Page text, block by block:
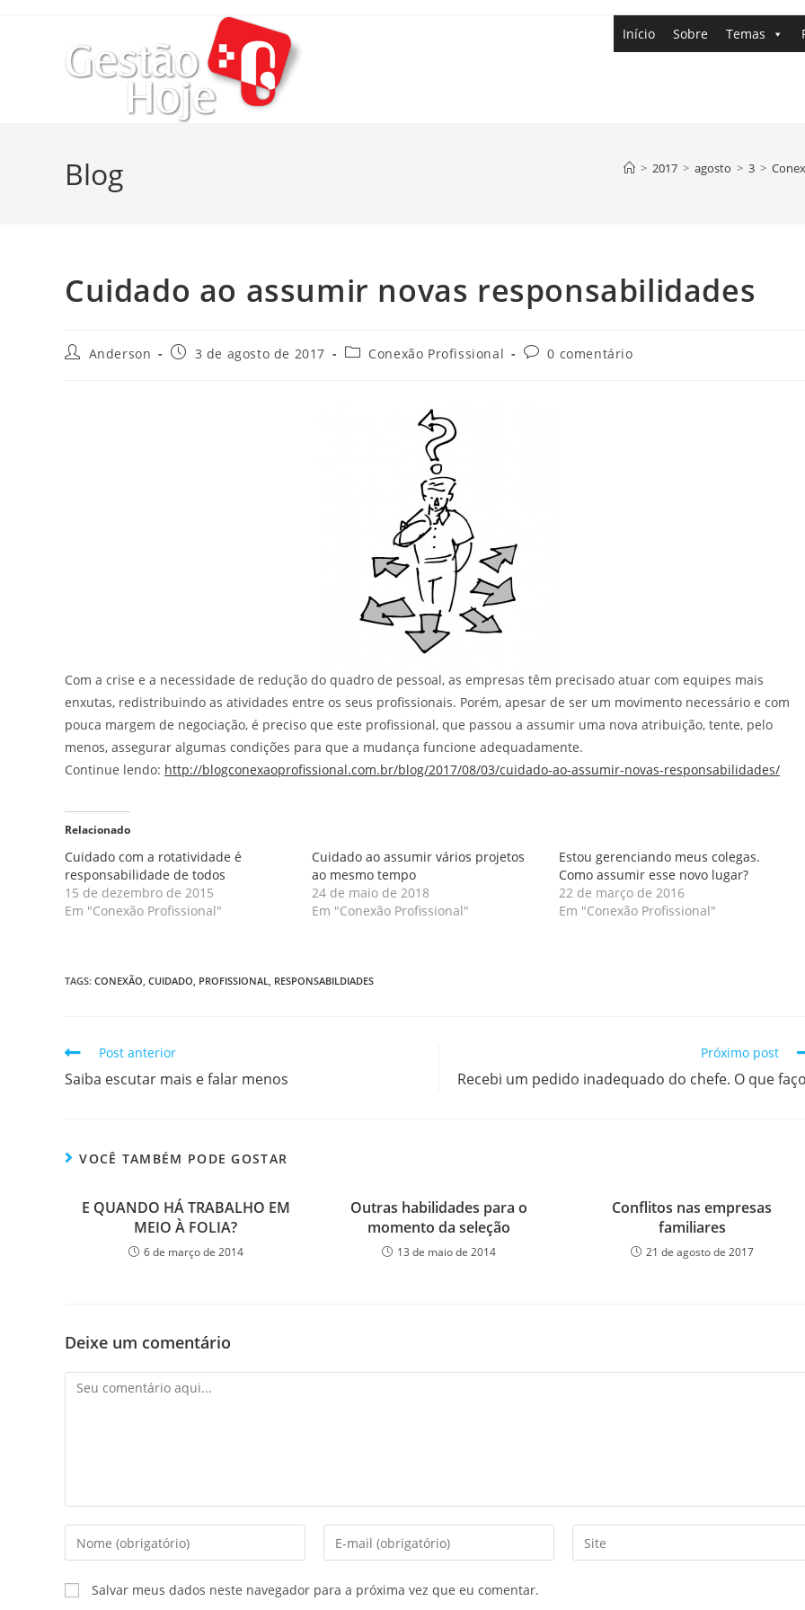
Início Sobre Temas
Blog > 2017 > agosto > 3 >
Cuidado ao assumir novas responsabilidades
Anderson 3 de agosto de 2017 Conexão Profissional 0 comentário
Com a crise e a necessidade de redução do quadro de pessoal, as empresas têm precisado atuar com equipes mais
enxutas, redistribuindo as atividades entre os seus profissionais. Porém, apesar de ser um movimento necessário e com
pouca margem de negociação, é preciso que este profissional, que passou a assumir uma nova atribuição, tente, pelo
menos, assegurar algumas condições para que a mudança funcione adequadamente.
Continue lendo: http://blogconexaoprofissional.com.br/blog/2017/08/03/cuidado-ao-assumir-novas-responsabilidades/
Relacionado
Cuidado com a rotatividade é
responsabilidade de todos
15 de dezembro de 2015
Em "Conexão Profissional"
Cuidado ao assumir vários projetos
ao mesmo tempo
24 de maio de 2018
Em "Conexão Profissional"
Estou gerenciando meus colegas.
Como assumir esse novo lugar?
22 de março de 2016
Em "Conexão Profissional"
TAGS: CONEXÃO, CUIDADO, PROFISSIONAL, RESPONSABILDIADES
Post anterior
Saiba escutar mais e falar menos
Próximo post
Recebi um pedido inadequado do chefe. O que
VOCÊ TAMBÉM PODE GOSTAR
E QUANDO HÁ TRABALHO EM
MEIO À FOLIA?
6 de março de 2014
Outras habilidades para o
momento da seleção
13 de maio de 2014
Conflitos nas empresas
familiares
21 de agosto de 2017
Deixe um comentário
Salvar meus dados neste navegador para a próxima vez que eu comentar.